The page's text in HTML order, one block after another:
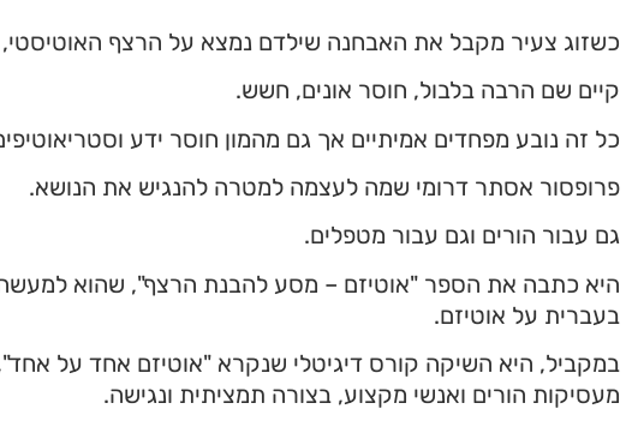
כשזוג צעיר מקבל את האבחנה שילדם נמצא על הרצף האוטיסטי,
קיים שם הרבה בלבול, חוסר אונים, חשש.
כל זה נובע מפחדים אמיתיים אך גם מהמון חוסר ידע
פרופסור אסתר דרומי שמה לעצמה למטרה להנגיש את הנושא.
גם עבור הורים וגם עבור מטפלים.
היא כתבה את הספר "אוטיזם – מסע להבנת הרצף", שהוא
בעברית על אוטיזם.
במקביל, היא השיקה קורס דיגיטלי שנקרא "אוטיזם אחד על
מעסיקות הורים ואנשי מקצוע, בצורה תמציתית ונגישה.